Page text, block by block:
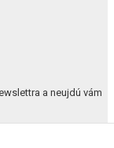
a neujdú vám